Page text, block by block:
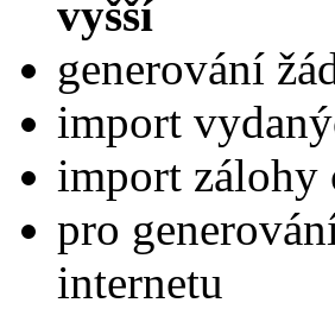
vyšší
generování
import
import zálohy
pro
internetu